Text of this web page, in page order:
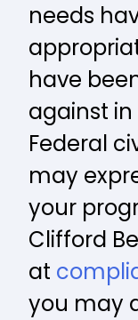
needs
have
against
Federal
may
your
Clifford
at
you may